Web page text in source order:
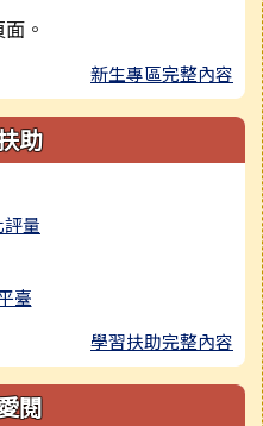
。
新生專區完整內容
助
量
臺
學習扶助完整內容
閱